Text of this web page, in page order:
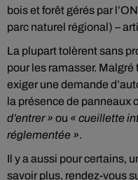
bois et forêt gérés par
parc naturel régional) –
La plupart tolèrent sans
pour les ramasser.
exiger une demande
la présence de panneaux
d’entrer » ou « cueillette
réglementée ».
Il y a aussi pour certains,
savoir plus, rendez-vous